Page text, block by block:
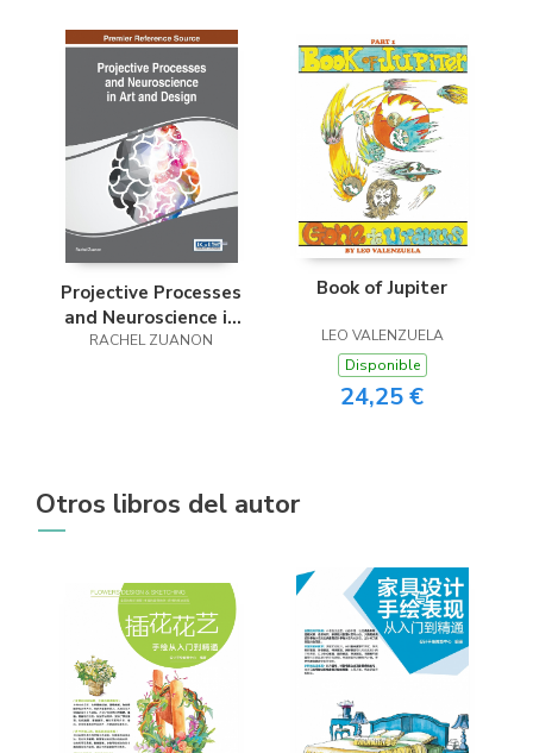
Projective Processes
and Neuroscience in
Art and Design
RACHEL ZUANON
Book of Jupiter
LEO VALENZUELA
Disponible
24,25 €
Otros libros del autor